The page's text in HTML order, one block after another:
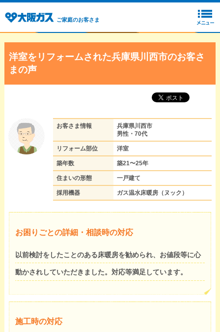
ご家庭のお客さま
洋室をリフォームされた兵庫県川西市のお客さ
まの声
お客さま情報
兵庫県川西市
男性・70代
リフォーム部位 洋室
築年数 築21〜25年
住まいの形態 一戸建て
採用機器 ガス温水床暖房（ヌック）
お困りごとの詳細・相談時の対応
以前検討をしたことのある床暖房を勧められ、お値段等に心
動かされしていただきました。対応等満足しています。
施工時の対応